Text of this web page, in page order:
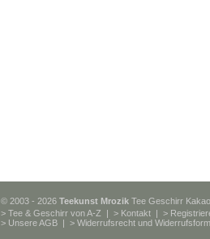
© 2003 - 2026 Teekunst Mrozik Tee Geschirr
> Tee & Geschirr von A-Z | > Kontakt | >
> Unsere AGB | > Widerrufsrecht und